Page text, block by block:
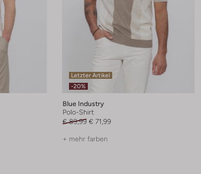
Letzter Artikel
-20%
Blue Industry
Polo-Shirt
€ 89,99 € 71,99
+ mehr farben